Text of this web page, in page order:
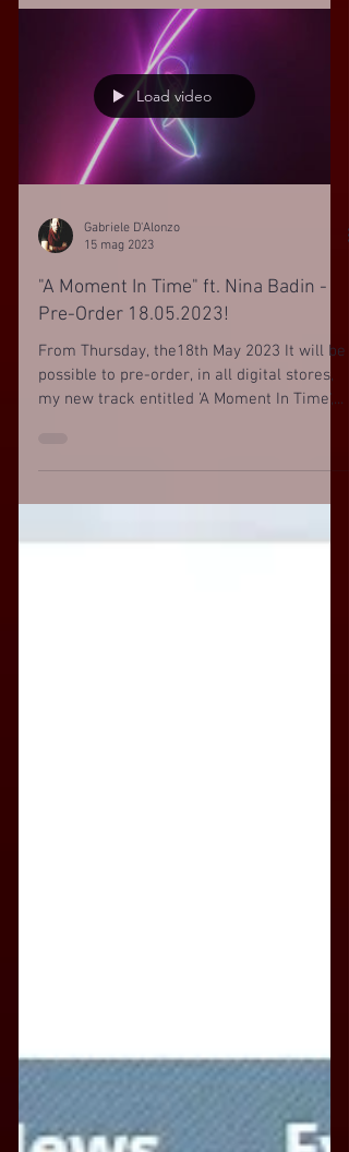
Load video
Gabriele D'Alonzo
15 mag 2023
"A Moment In Time" ft. Nina Badin -
Pre-Order 18.05.2023!
From Thursday, the18th May 2023 It will be
possible to pre-order, in all digital stores,
my new track entitled 'A Moment In Time',...